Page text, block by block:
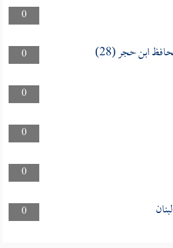
0
0
ابن حجر (28)
0
0
0
0